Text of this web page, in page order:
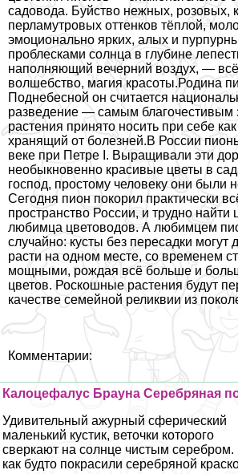
садовода. Буйство нежных, розовых,
перламутровых оттенков тёплой,
эмоционально ярких, алых и
проблесками солнца в глубине
наполняющий вечерний воздух, —
волшебство, магия красоты.Родина
Поднебесной он считается
разведение — самым благочестивым
растения принято носить при себе
хранящий от болезней.В России
веке при Петре I. Выращивали эти
необыкновенно красивые цветы в
господ, простому человеку они были
Сегодня пион покорил пpaктически
прострaнcтво России, и трудно найти
любимца цветоводов. А любимцем
случайно: кусты без пересадки могут
расти на одном месте, со временем
мощными, рождая всё больше и
цветов. Роскошные растения будут
качестве семейной реликвии из
Комментарии:
Калоцефалус Брауна Серебряная
Удивительный ажурный сферический
маленький кустик, веточки которого
сверкают на солнце чистым серебром.
как будто покрасили серебряной